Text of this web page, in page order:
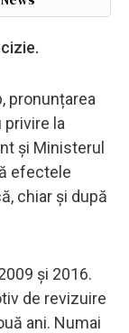
pronunțarea
la
şi Ministerul
efectele
chiar şi după
şi 2016.
de revizuire
ani. Numai